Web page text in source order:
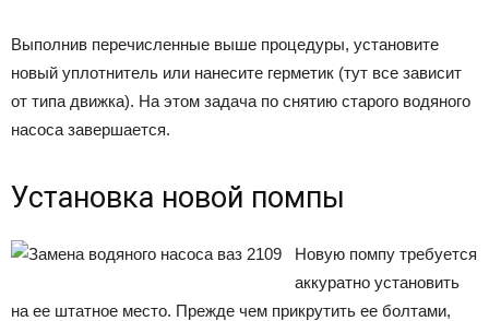
Выполнив перечисленные выше процедуры, установите
новый уплотнитель или нанесите герметик (тут все зависит
от типа движка). На этом задача по снятию старого водяного
насоса завершается.
Установка новой помпы
Новую помпу требуется
аккуратно установить
на ее штатное место. Прежде чем прикрутить ее болтами,